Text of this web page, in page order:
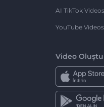
AI TikTok
YouTube
Video